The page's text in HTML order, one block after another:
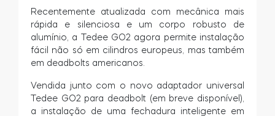
Recentemente atualizada com mecânica mais
rápida e silenciosa e um corpo robusto de
alumínio, a Tedee GO2 agora permite instalação
fácil não só em cilindros europeus, mas também
em deadbolts americanos.
Vendida junto com o novo adaptador universal
Tedee GO2 para deadbolt (em breve disponível),
a instalação de uma fechadura inteligente em